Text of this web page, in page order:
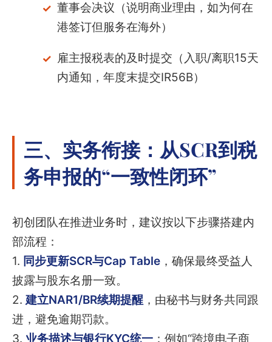
董事会决议（说明商业理由，如为何在
港签订但服务在海外）
雇主报税表的及时提交（入职/离职15天
内通知，年度末提交IR56B）
三、实务衔接：从SCR到税
务申报的“一致性闭环”
初创团队在推进业务时，建议按以下步骤搭建内
部流程：
1. 同步更新SCR与Cap Table ，确保最终受益人
披露与股东名册一致。
2. 建立NAR1/BR续期提醒 ，由秘书与财务共同跟
进，避免逾期罚款。
3. 业务描述与银行KYC统一 ：例如“跨境电子商